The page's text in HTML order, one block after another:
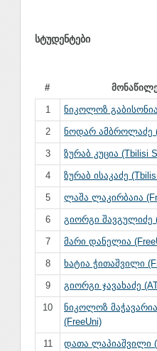
სტუდენტები
#
1 ნიკოლოზ
2 ნოდარ ამბროლაძე
3 ზურაბ კუცია (Tbilisi
4 ზურაბ ისაკაძე
5 ლაშა ლაკირბაია
6 გიორგი შავგულიძე
7 მარი დანელია
8 ხატია ჭითაშვილი
9 გიორგი ჯავახაძე
10
ნიკოლოზ
(FreeUni)
11 დათა ლაპიაშვილი